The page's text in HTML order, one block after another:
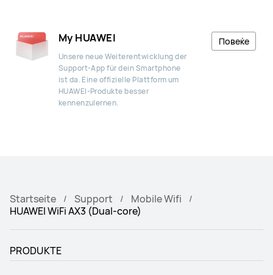
My HUAWEI
Unsere neue Weiterentwicklung der
Support-App für dein Smartphone
ist da. Eine offizielle Plattform um
HUAWEI-Produkte besser
kennenzulernen.
Повеќе
Startseite Support
Mobile Wifi
HUAWEI WiFi AX3 (Dual-core)
PRODUKTE